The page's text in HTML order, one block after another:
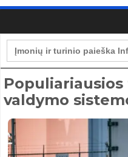
Search
for:
valdymo